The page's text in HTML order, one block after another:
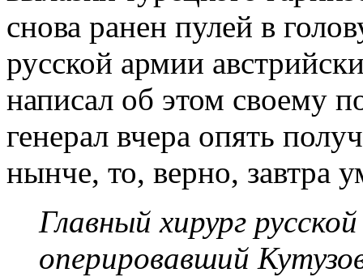
снова ранен пулей в
русской армии
написал об этом своему
генерал вчера опять
нынче, то, верно, завтра
Главный хирург
оперировавший